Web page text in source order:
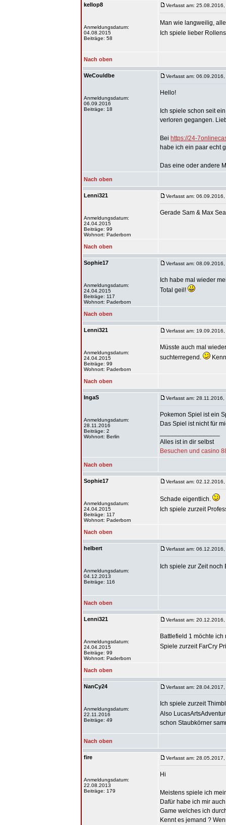
kellop8
Anmeldungsdatum:
04.08.2015
Beiträge: 58
Verfasst am:
Man wie langweilig,
Ich spiele lieber
Nach oben
WeCouldbe
Anmeldungsdatum:
06.09.2016
Beiträge: 18
Verfasst am:
Hello!
Ich spiele schon seit
verloren gegangen.
Bei https://24-
habe ich ein paar echt
Das eine oder andere
Nach oben
Lenni321
Anmeldungsdatum:
24.04.2015
Beiträge: 99
Wohnort: Paderborn
Verfasst am:
Gerade Sam & Max
Nach oben
Sophie17
Anmeldungsdatum:
24.04.2015
Beiträge: 117
Wohnort: Paderborn
Verfasst am:
Ich habe mal wieder
Total geil!
Nach oben
Lenni321
Anmeldungsdatum:
24.04.2015
Beiträge: 99
Wohnort: Paderborn
Verfasst am: 19.09.2016,
Müsste auch mal
suchterregend.
Nach oben
IngaS
Anmeldungsdatum:
28.11.2016
Beiträge: 2
Wohnort: Berlin
Verfasst am: 28.11.2016,
Pokemon Spiel ist ein
Das Spiel ist nicht für
Alles ist in dir selbst
Besuchen und casino
Nach oben
Sophie17
Anmeldungsdatum:
24.04.2015
Beiträge: 117
Wohnort: Paderborn
Verfasst am:
Schade eigentlich.
Ich spiele zurzeit
Nach oben
helbert
Anmeldungsdatum:
04.12.2013
Beiträge: 116
Verfasst am:
Ich spiele zur Zeit
Nach oben
Lenni321
Anmeldungsdatum:
24.04.2015
Beiträge: 99
Wohnort: Paderborn
Verfasst am:
Battlefield 1 möchte
Spiele zurzeit FarCry
Nach oben
NanCy24
Anmeldungsdatum:
22.11.2016
Beiträge: 49
Verfasst am:
Ich spiele zurzeit
Also
schon Staubkörner
Nach oben
fire
Anmeldungsdatum:
22.08.2013
Beiträge: 179
Verfasst am:
Hi
Meistens spiele ich
Dafür habe ich mir
Game welches ich
Kennt es jemand ?